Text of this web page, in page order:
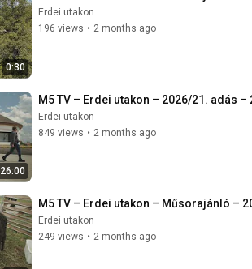
0:30
Erdei utakon
196 views • 2 months ago
26:00
M5 TV – Erdei utakon – 2026/21. adás –
Erdei utakon
849 views • 2 months ago
M5 TV – Erdei utakon – Műsorajánló –
Erdei utakon
249 views • 2 months ago